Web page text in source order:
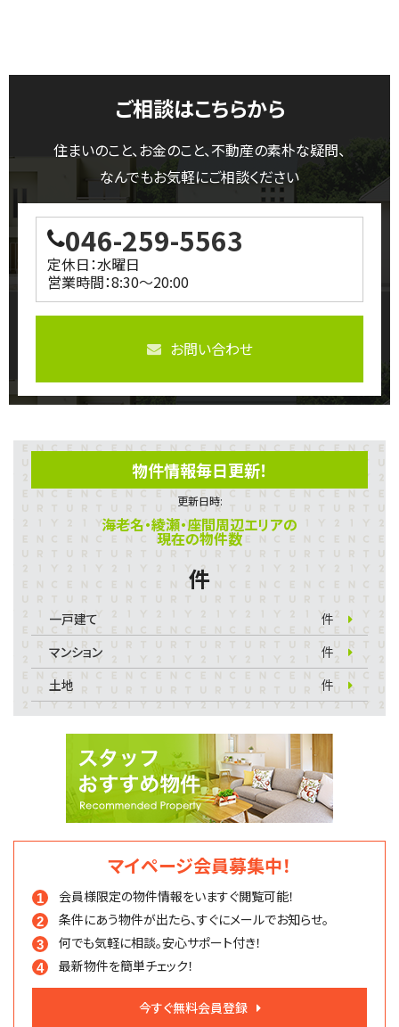
ご相談はこちらから
住まいのこと、お金のこと、不動産の素朴な疑問、
なんでもお気軽にご相談ください
046-259-5563
定休日：水曜日
営業時間：8:30～20:00
お問い合わせ
物件情報毎日更新！
更新日時:
海老名・綾瀬・座間周辺エリアの
現在の物件数
件
一戸建て
件
マンション
件
土地
件
マイページ会員募集中！
会員様限定の物件情報をいますぐ閲覧可能！
条件にあう物件が出たら、すぐにメールでお知らせ。
何でも気軽に相談。安心サポート付き！
最新物件を簡単チェック！
今すぐ無料会員登録